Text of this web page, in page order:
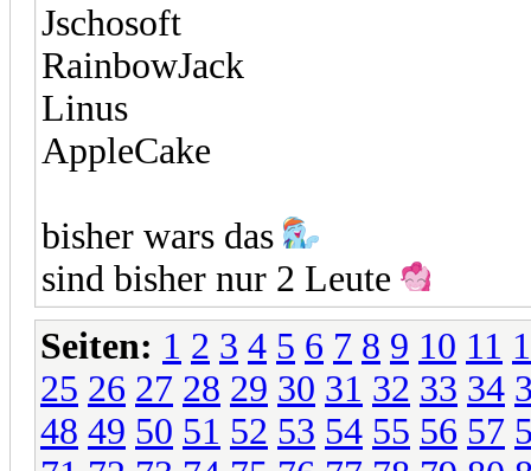
Jschosoft
RainbowJack
Linus
AppleCake
bisher wars das
sind bisher nur 2 Leute
Seiten: 1 2 3 4 5 6 7 8 9 10 11
25 26 27 28 29 30 31 32 33 34
48 49 50 51 52 53 54 55 56 57